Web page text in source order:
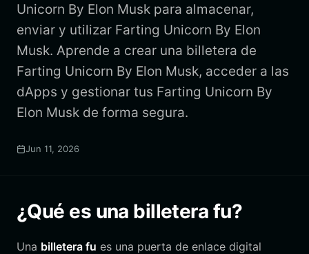
Unicorn By Elon Musk para almacenar,
enviar y utilizar Farting Unicorn By Elon
Musk. Aprende a crear una billetera de
Farting Unicorn By Elon Musk, acceder a las
dApps y gestionar tus Farting Unicorn By
Elon Musk de forma segura.
Jun 11, 2026
¿Qué es una billetera fu?
Una billetera fu es una puerta de enlace digital